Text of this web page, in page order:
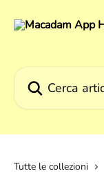
Tutte le collezioni